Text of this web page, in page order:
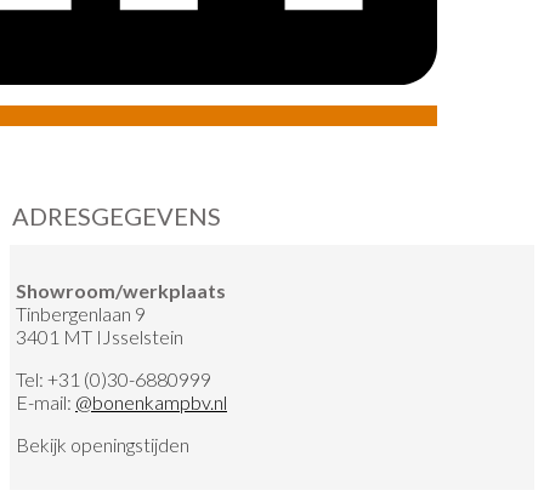
ADRESGEGEVENS
Showroom/werkplaats
Tinbergenlaan 9
3401 MT IJsselstein
Tel: +31 (0)30-6880999
E-mail: @bonenkampbv.nl
Bekijk openingstijden